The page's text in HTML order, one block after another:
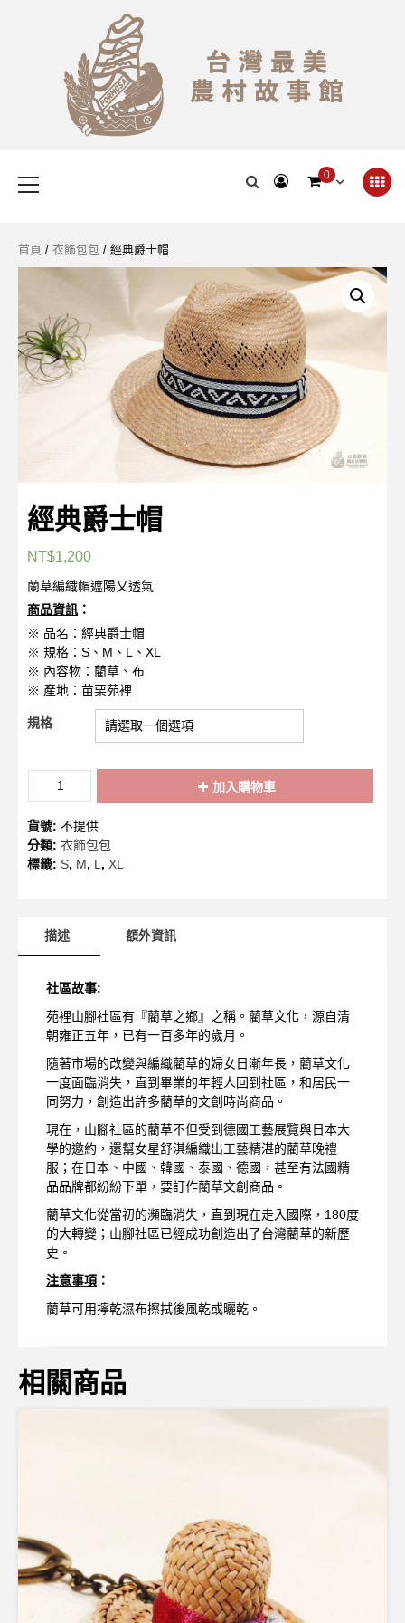
Menu
0
首頁 / 衣飾包包 / 經典爵士帽
經典爵士帽
NT$1,200
蘭草編織帽遮陽又透氣
商品資訊 ：
※ 品名：經典爵士帽
※ 規格：S、M、L、XL
※ 內容物：藺草、布
※ 產地：苗栗苑裡
規格
士
帽
數
加入購物車
貨號: 不提供
分類: 衣飾包包
標籤: S, M, L , XL
描述 額外資訊
社區故事:
苑裡山腳社區有『藺草之鄉』之稱。藺草文化，源自清
朝雍正五年，已有一百多年的歲月。
隨著市場的改變與編織藺草的婦女日漸年長，藺草文化
一度面臨消失，直到畢業的年輕人回到社區，和居民一
同努力，創造出許多藺草的文創時尚商品。
現在，山腳社區的藺草不但受到德國工藝展覽與日本大
學的邀約，還幫女星舒淇編織出工藝精湛的藺草晚禮
服；在日本、中國、韓國、泰國、德國，甚至有法國精
品品牌都紛紛下單，要訂作藺草文創商品。
藺草文化從當初的瀕臨消失，直到現在走入國際，180度
的大轉變；山腳社區已經成功創造出了台灣藺草的新歷
史。
注意事項 ：
藺草可用擰乾濕布擦拭後風乾或曬乾。
相關商品